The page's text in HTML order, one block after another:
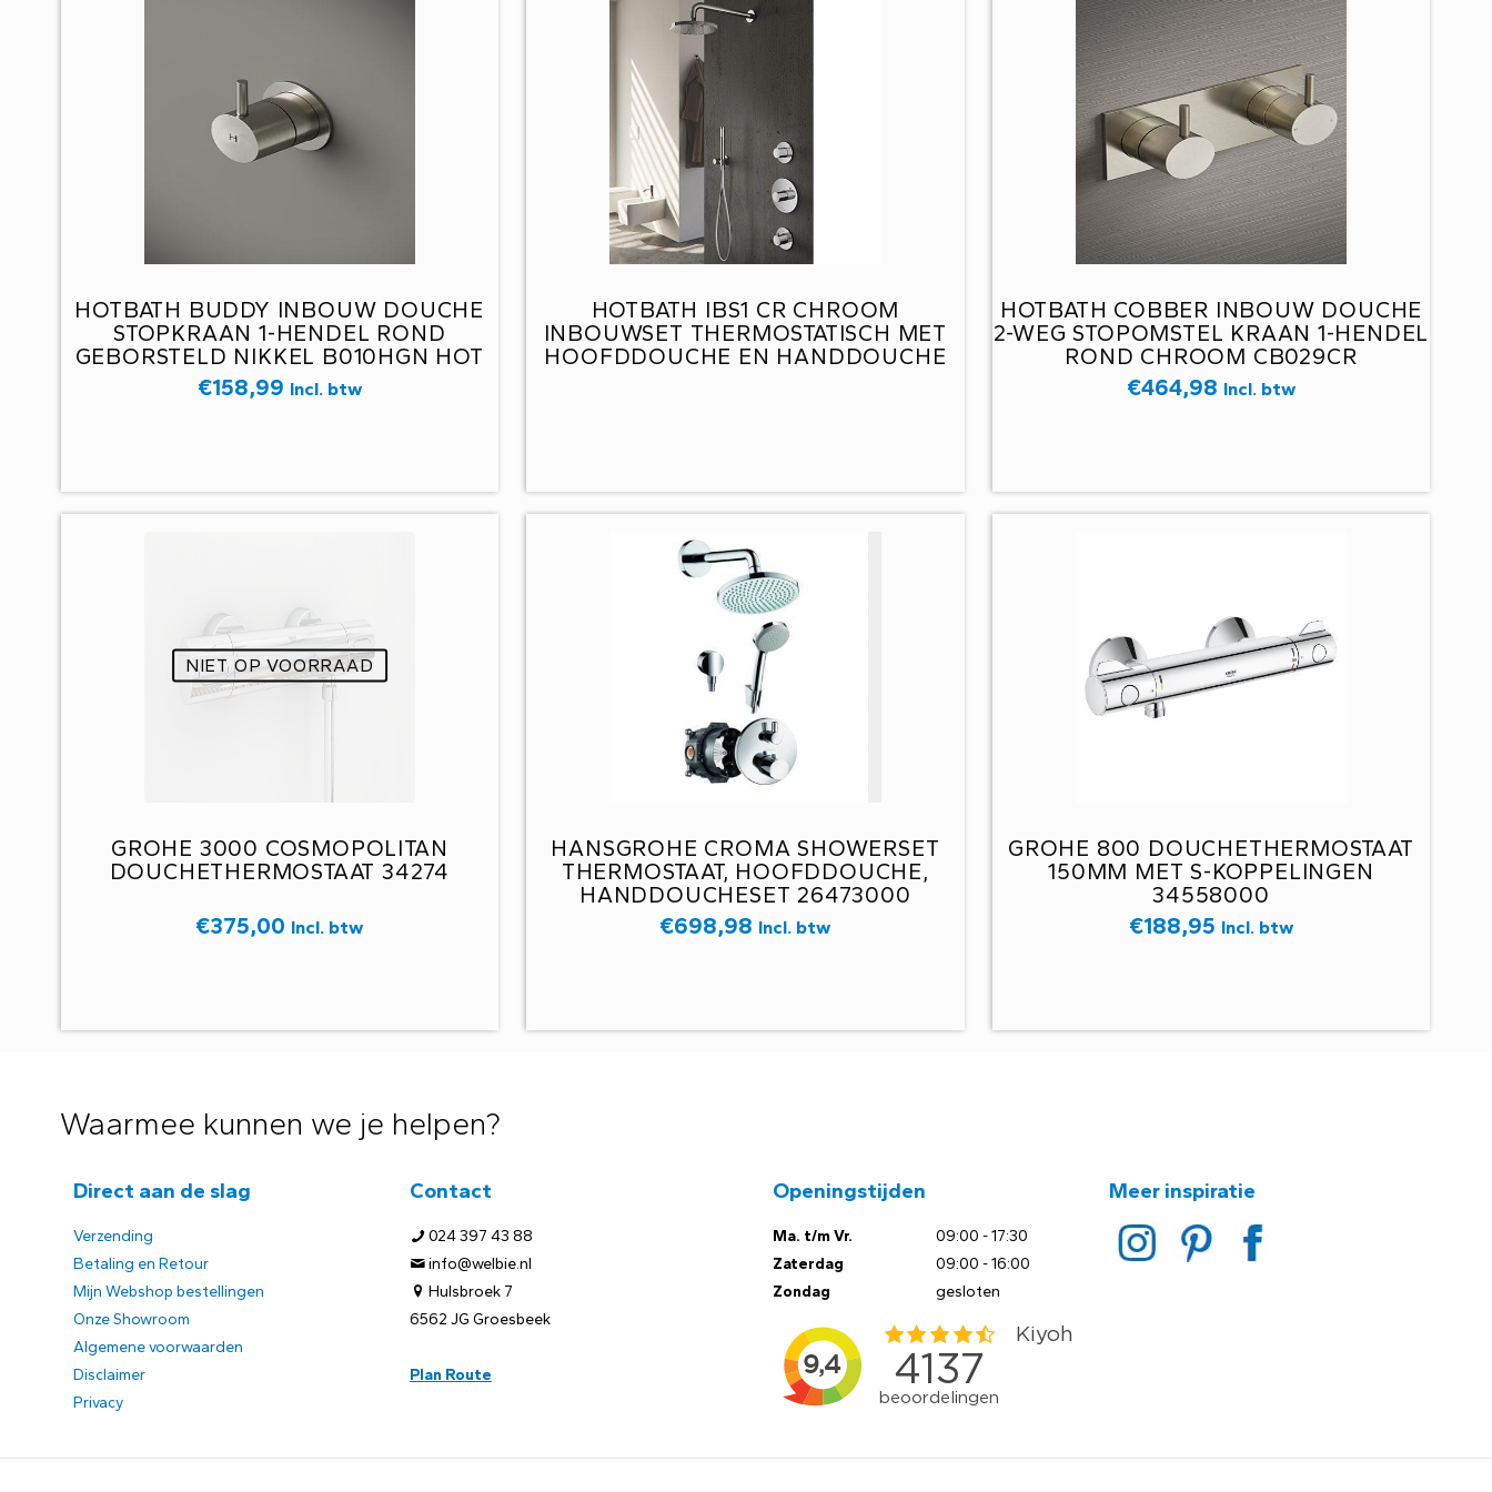
HOTBATH BUDDY INBOUW DOUCHE
STOPKRAAN 1-HENDEL ROND
GEBORSTELD NIKKEL B010HGN HOT
€158,99 Incl. btw
HOTBATH IBS1 CR CHROOM
INBOUWSET THERMOSTATISCH MET
HOOFDDOUCHE EN HANDDOUCHE
HOTBATH COBBER INBOUW DOUCHE
2-WEG STOPOMSTEL KRAAN 1-HENDEL
ROND CHROOM CB029CR
€464,98 Incl. btw
NIET OP VOORRAAD
GROHE 3000 COSMOPOLITAN
DOUCHETHERMOSTAAT 34274
€375,00 Incl. btw
HANSGROHE CROMA SHOWERSET
THERMOSTAAT, HOOFDDOUCHE,
HANDDOUCHESET 26473000
€698,98 Incl. btw
GROHE 800 DOUCHETHERMOSTAAT
150MM MET S-KOPPELINGEN
34558000
€188,95 Incl. btw
Waarmee kunnen we je helpen?
Direct aan de slag
Verzending
Betaling en Retour
Mijn Webshop bestellingen
Onze Showroom
Algemene voorwaarden
Disclaimer
Privacy
Contact
024 397 43 88
info@welbie.nl
Hulsbroek 7
6562 JG Groesbeek
Plan Route
Openingstijden
Ma. t/m Vr.
Zaterdag
Zondag
09:00 - 17:30
09:00 - 16:00
gesloten
Meer inspiratie